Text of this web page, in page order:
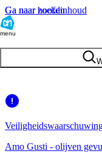
Ga naar hoofdinhoud
Ga naar zoeken
menu
Amo Gusti - olijven